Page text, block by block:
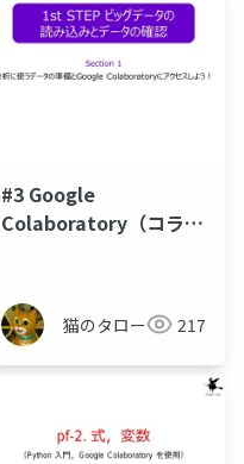
勉強会
#3 Google
Colaboratory（コラ
猫のタロー 217